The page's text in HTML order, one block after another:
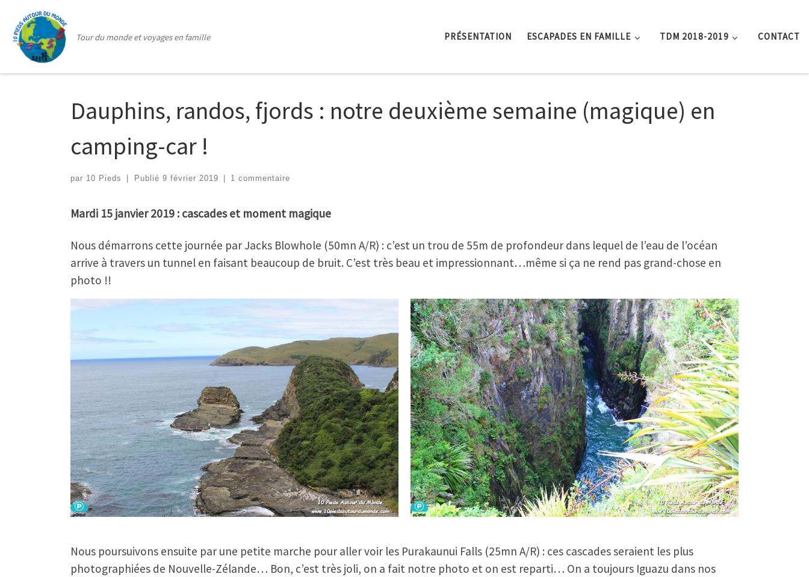
Passer au contenu
Tour du monde et voyages en famille PRÉSENTATION ESCAPADES EN FAMILLE TDM 2018-2019 CONTACT
Dauphins, randos, fjords : notre deuxième semaine (magique) en
camping-car !
par 10 Pieds Publié 9 février 2019 1 commentaire
Mardi 15 janvier 2019 : cascades et moment magique
Nous démarrons cette journée par Jacks Blowhole (50mn A/R) : c’est un trou de 55m de profondeur dans lequel de l’eau de l’océan
arrive à travers un tunnel en faisant beaucoup de bruit. C’est très beau et impressionnant…même si ça ne rend pas grand-chose en
photo !!
Nous poursuivons ensuite par une petite marche pour aller voir les Purakaunui Falls (25mn A/R) : ces cascades seraient les plus
photographiées de Nouvelle-Zélande… Bon, c’est très joli, on a fait notre photo et on est reparti… On a toujours Iguazu dans nos